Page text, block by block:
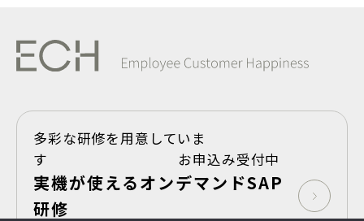
多彩な研修を用意していま
す お申込み受付中
実機が使えるオンデマンドSAP
研修